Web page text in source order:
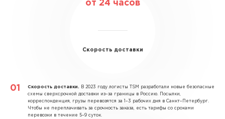
от 24 часов
Скорость доставки
Скорость доставки.
В 2023 году логисты TSM разработали новые безопасные
схемы сверхсрочной доставки из–за границы в Россию. Посылки,
корреспонденция, грузы перевозятся за 1–3 рабочих дня в Санкт–Петербург.
Чтобы не переплачивать за срочность заказа, есть тарифы со сроками
перевозки в течение 5–9 суток.